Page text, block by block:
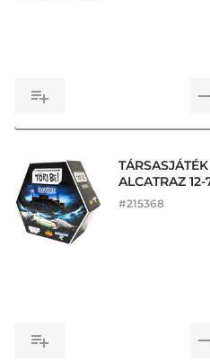
ALCATRAZ 12-
#215368